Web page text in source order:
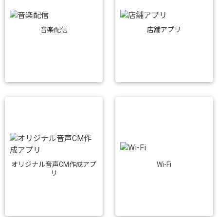
音楽配信 店舗アプリ
オリジナル音声CM作成アプ
リ
Wi-Fi